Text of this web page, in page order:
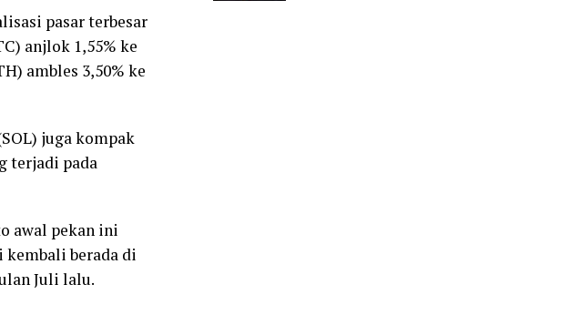
pasar terbesar
anjlok 1,55% ke
ambles 3,50% ke
juga kompak
terjadi pada
awal pekan ini
kembali berada di
Juli lalu.